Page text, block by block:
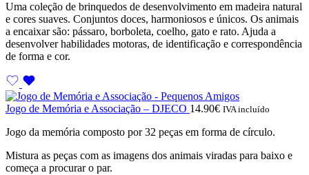
Uma coleção de brinquedos de desenvolvimento em madeira natural
e cores suaves. Conjuntos doces, harmoniosos e únicos. Os animais
a encaixar são: pássaro, borboleta, coelho, gato e rato. Ajuda a
desenvolver habilidades motoras, de identificação e correspondência
de forma e cor.
Jogo de Memória e Associação – DJECO 14.90€ IVA incluído
Jogo da memória composto por 32 peças em forma de círculo.
Mistura as peças com as imagens dos animais viradas para baixo e
começa a procurar o par.